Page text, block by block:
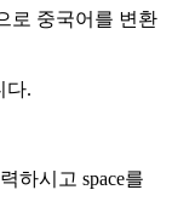
로 중국어를 변환
다.
하시고 space를